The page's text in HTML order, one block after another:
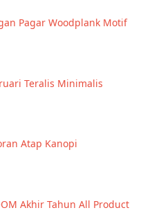
Pagar Woodplank Motif
Teralis Minimalis
Atap Kanopi
Akhir Tahun All Product